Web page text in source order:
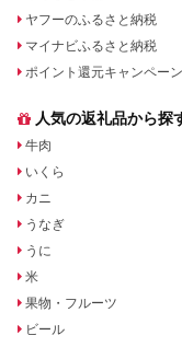
ヤフーのふるさと納税
マイナビふるさと納税
ポイント還元キャンペーン
人気の返礼品から探
牛肉
いくら
カニ
うなぎ
うに
米
果物・フルーツ
ビール